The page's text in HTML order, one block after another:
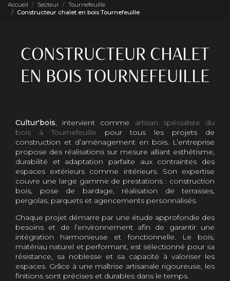
Accueil Secteur
Tournefeuille
Constructeur chalet en bois Tournefeuille
CONSTRUCTEUR CHALET
EN BOIS TOURNEFEUILLE
Cultur'bois, intervient comme artisan spécialiste du
bois à Tournefeuille pour tous les projets de
construction et d’aménagement en bois. L’entreprise
propose des réalisations sur mesure alliant esthétisme,
durabilité et adaptation parfaite aux contraintes des
espaces extérieurs comme intérieurs. Son expertise
couvre une large gamme de prestations : construction
bois, pose de bardage, réalisation de terrasses,
pergolas, parquets et agencements personnalisés.
Chaque projet démarre par une étude approfondie des
besoins et de l’environnement afin de garantir une
intégration harmonieuse et fonctionnelle. Le bois,
matériau naturel et performant, est sélectionné pour sa
résistance, sa noblesse et sa capacité à valoriser les
espaces. Grâce à une maîtrise artisanale rigoureuse, les
finitions sont précises et durables dans le temps.